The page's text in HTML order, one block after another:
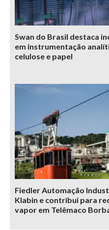
Swan do Brasil destaca
em instrumentação
celulose e papel
Fiedler Automação
Klabin e contribui para
vapor em Telêmaco